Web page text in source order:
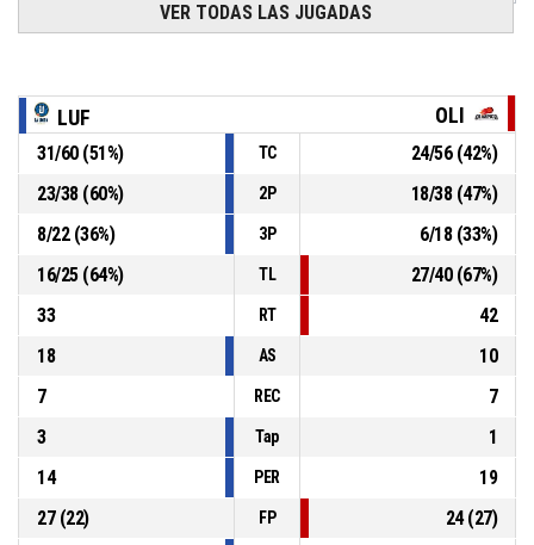
7, A. ELSENER, Falta recibida P4 00:14
P4 , Falta personal
, Asistencia 00:20
7, A. ELSENER
, 2PT tiro convertido
LA UNION FSA
00:20
86-79
VER TODAS LAS JUGADAS
LUF OLI
31/60(51%) TC 24/56(42%)
23/38(60%) 2P 18/38(47%)
8/22(36%) 3P 6/18(33%)
16/25(64%) TL 27/40(67%)
33
RT
42
18
AS
10
7
REC
7
3
Tap
1
14
PER
19
27(22) FP 24(27)